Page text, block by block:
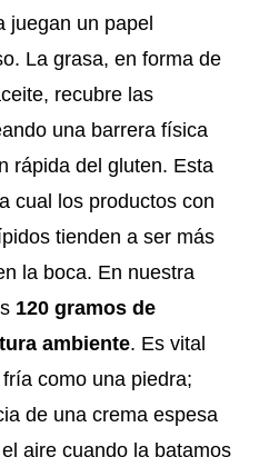
juegan un papel
La grasa, en forma de
recubre las
una barrera física
rápida del gluten. Esta
cual los productos con
tienden a ser más
la boca. En nuestra
120 gramos de
ambiente. Es vital
como una piedra;
de una crema espesa
aire cuando la batamos